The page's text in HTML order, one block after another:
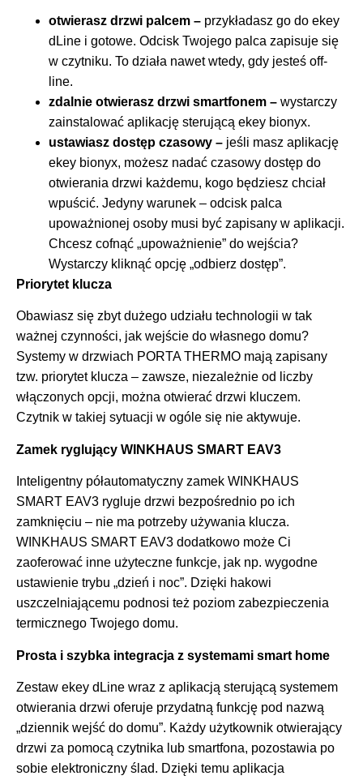
otwierasz drzwi palcem – przykładasz go do ekey
dLine i gotowe. Odcisk Twojego palca zapisuje się
w czytniku. To działa nawet wtedy, gdy jesteś off-
line.
zdalnie otwierasz drzwi smartfonem – wystarczy
zainstalować aplikację sterującą ekey bionyx.
ustawiasz dostęp czasowy – jeśli masz aplikację
ekey bionyx, możesz nadać czasowy dostęp do
otwierania drzwi każdemu, kogo będziesz chciał
wpuścić. Jedyny warunek – odcisk palca
upoważnionej osoby musi być zapisany w aplikacji.
Chcesz cofnąć „upoważnienie” do wejścia?
Wystarczy kliknąć opcję „odbierz dostęp”.
Priorytet klucza
Obawiasz się zbyt dużego udziału technologii w tak
ważnej czynności, jak wejście do własnego domu?
Systemy w drzwiach PORTA THERMO mają zapisany
tzw. priorytet klucza – zawsze, niezależnie od liczby
włączonych opcji, można otwierać drzwi kluczem.
Czytnik w takiej sytuacji w ogóle się nie aktywuje.
Zamek ryglujący WINKHAUS SMART EAV3
Inteligentny półautomatyczny zamek WINKHAUS
SMART EAV3 rygluje drzwi bezpośrednio po ich
zamknięciu – nie ma potrzeby używania klucza.
WINKHAUS SMART EAV3 dodatkowo może Ci
zaoferować inne użyteczne funkcje, jak np. wygodne
ustawienie trybu „dzień i noc”. Dzięki hakowi
uszczelniającemu podnosi też poziom zabezpieczenia
termicznego Twojego domu.
Prosta i szybka integracja z systemami smart home
Zestaw ekey dLine wraz z aplikacją sterującą systemem
otwierania drzwi oferuje przydatną funkcję pod nazwą
„dziennik wejść do domu”. Każdy użytkownik otwierający
drzwi za pomocą czytnika lub smartfona, pozostawia po
sobie elektroniczny ślad. Dzięki temu aplikacja